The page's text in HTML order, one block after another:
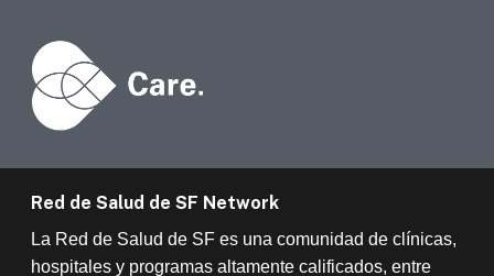
Red de Salud de SF Network
La Red de Salud de SF es una comunidad de clínicas,
hospitales y programas altamente calificados, entre